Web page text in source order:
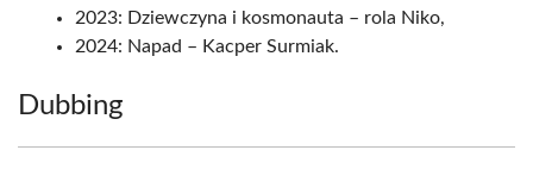
2023: Dziewczyna i kosmonauta – rola Niko,
2024: Napad – Kacper Surmiak.
Dubbing